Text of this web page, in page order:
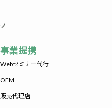
事業提携
Webセミナー代行
OEM
販売代理店